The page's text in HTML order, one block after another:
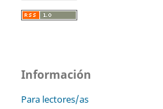
Información
Para lectores/as